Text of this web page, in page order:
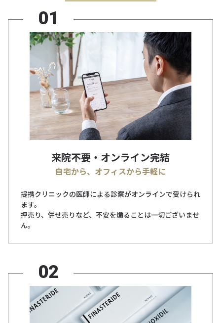
01
来院不要・オンライン完結
自宅から、オフィスから手軽に
提携クリニックの医師による診察がオンラインで受けられ
ます。
押売り、併せ売りなど、不安を煽ることは一切ございませ
ん。
02